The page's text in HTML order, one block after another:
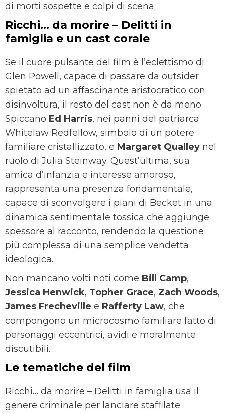
di morti sospette e colpi di scena.
Ricchi… da morire – Delitti in
famiglia e un cast corale
Se il cuore pulsante del film è l’eclettismo di
Glen Powell, capace di passare da outsider
spietato ad un affascinante aristocratico con
disinvoltura, il resto del cast non è da meno.
Spiccano Ed Harris, nei panni del patriarca
Whitelaw Redfellow, simbolo di un potere
familiare cristallizzato, e Margaret Qualley nel
ruolo di Julia Steinway. Quest’ultima, sua
amica d’infanzia e interesse amoroso,
rappresenta una presenza fondamentale,
capace di sconvolgere i piani di Becket in una
dinamica sentimentale tossica che aggiunge
spessore al racconto, rendendo la questione
più complessa di una semplice vendetta
ideologica.
Non mancano volti noti come Bill Camp,
Jessica Henwick, Topher Grace, Zach Woods,
James Frecheville e Rafferty Law, che
compongono un microcosmo familiare fatto di
personaggi eccentrici, avidi e moralmente
discutibili.
Le tematiche del film
Ricchi… da morire – Delitti in famiglia usa il
genere criminale per lanciare staffilate